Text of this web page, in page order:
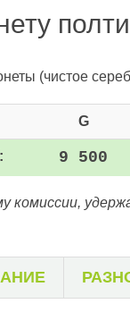
(чистое
G
: 9 500
комиссии,